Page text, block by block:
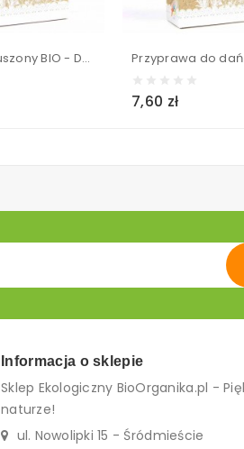
Tymianek suszony BIO - Dary Natury 20 g
7,60 zł
Informacja o sklepie
Sklep Ekologiczny BioOrganika.pl -
naturze!
ul. Nowolipki 15 - Śródmieście